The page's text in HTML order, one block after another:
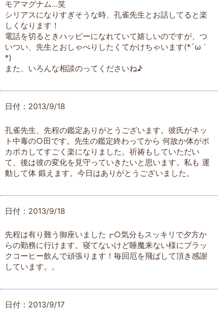
モアマグナム…笑
シリアスになりすぎそうな時、孔雀先生とお話してると楽
しくなります！
電話を切るときハッピーになれていて嬉しいのですが、つ
いつい、先生とおしゃべりしたくてかけちゃいます(*´ω｀
*)
また、いろんな相談のってくださいね♪
日付：2013/9/18
孔雀先生、先程の鑑定ありがとうございます。彼氏がネッ
ト中毒の○田です。先生の鑑定終わってから 何故か体がポ
カポカしてすごく楽になりました。祈祷もしていただい
て、後は彼の変化を見守っていきたいと思います。私も 運
動して体 鍛えます。今日はありがとうございました。
日付：2013/9/18
先程は有り難う御座いました┏○気分もスッキリで夕方か
らの勤務に行けます。寝てないけど睡魔来ない様にブラッ
クコーヒー飲んで頑張ります！毎回厄を飛ばして頂き感謝
しています。。
日付：2013/9/17